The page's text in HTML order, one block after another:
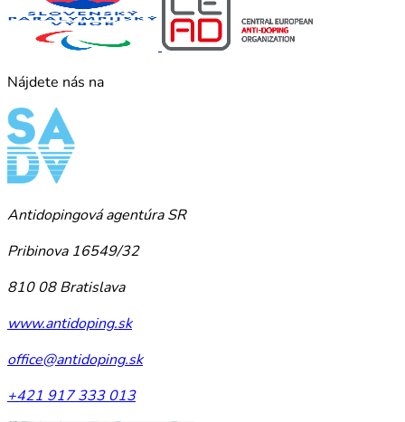
Nájdete nás na
Antidopingová agentúra SR
Pribinova 16549/32
810 08 Bratislava
www.antidoping.sk
office@antidoping.sk
+421 917 333 013